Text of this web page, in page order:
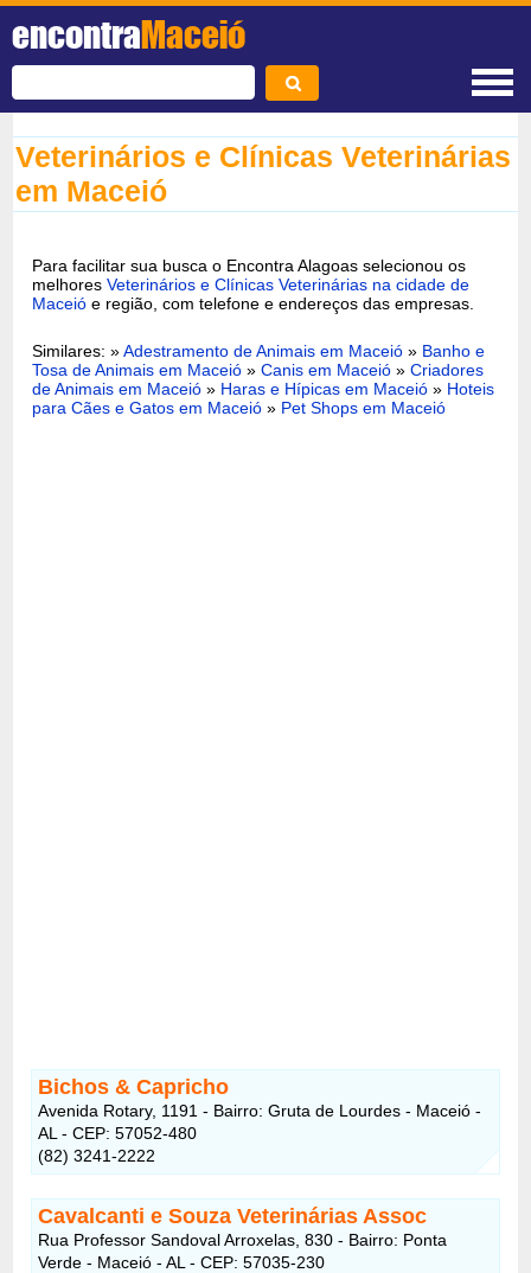
encontraMaceió
Veterinários e Clínicas Veterinárias
em Maceió
Para facilitar sua busca o Encontra Alagoas selecionou os
melhoresVeterinários e Clínicas Veterinárias na cidade de
Maceió e região, com telefone e endereços das empresas.
Similares: »Adestramento de Animais em Maceió » Banho e
Tosa de Animais em Maceió »Canis em Maceió »Criadores
de Animais em Maceió » Haras e Hípicas em Maceió » Hoteis
para Cães e Gatos em Maceió » Pet Shops em Maceió
Bichos & Capricho
Avenida Rotary, 1191 - Bairro: Gruta de Lourdes - Maceió -
AL - CEP: 57052-480
(82) 3241-2222
Cavalcanti e Souza Veterinárias Assoc
Rua Professor Sandoval Arroxelas, 830 - Bairro: Ponta
Verde - Maceió - AL - CEP: 57035-230